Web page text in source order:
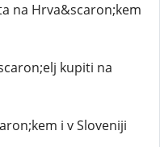
na Hrva&scaron;kem
kupiti na
i v Sloveniji